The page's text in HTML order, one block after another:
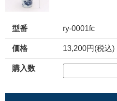
型番 ry-0001fc
価格 13,200円(税込)
購入数